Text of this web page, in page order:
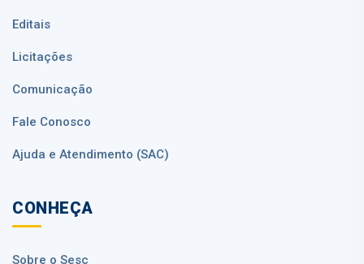
Editais
Licitações
Comunicação
Fale Conosco
Ajuda e Atendimento (SAC)
CONHEÇA
Sobre o Sesc